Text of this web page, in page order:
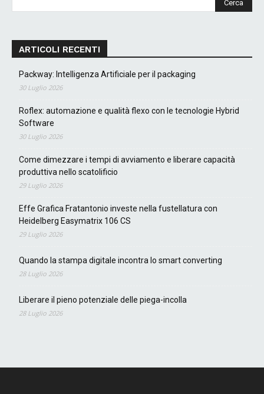
ARTICOLI RECENTI
Packway: Intelligenza Artificiale per il packaging
30 Luglio 2026
Roflex: automazione e qualità flexo con le tecnologie Hybrid
Software
30 Luglio 2026
Come dimezzare i tempi di avviamento e liberare capacità
produttiva nello scatolificio
29 Luglio 2026
Effe Grafica Fratantonio investe nella fustellatura con
Heidelberg Easymatrix 106 CS
29 Luglio 2026
Quando la stampa digitale incontra lo smart converting
28 Luglio 2026
Liberare il pieno potenziale delle piega-incolla
28 Luglio 2026